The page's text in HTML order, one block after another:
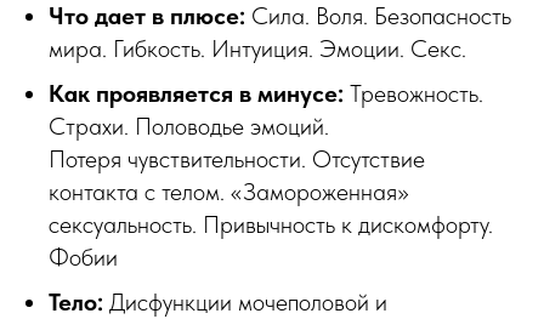
Что дает в плюсе: Сила. Воля. Безопасность
мира. Гибкость. Интуиция. Эмоции. Секс.
Как проявляется в минусе: Тревожность.
Страхи. Половодье эмоций.
Потеря чувствительности. Отсутствие
контакта с телом. «Замороженная»
сексуальность. Привычность к дискомфорту.
Фобии
Тело: Дисфункции мочеполовой и